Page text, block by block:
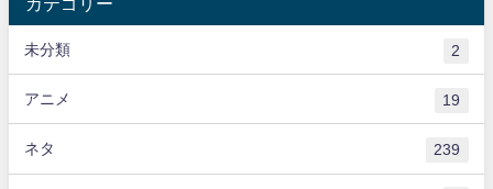
カテゴリー
未分類 2
アニメ 19
ネタ 239